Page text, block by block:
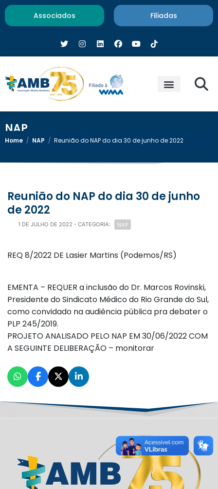
Associados Filiadas
NAP
Home / NAP / Reunião do NAP do dia 30 de junho de 2022
Reunião do NAP do dia 30 de junho
de 2022
1 DE JULHO DE 2022 - CATEGORIA: NAP
REQ 8/2022 DE Lasier Martins (Podemos/RS)
EMENTA – REQUER a inclusão do Dr. Marcos Rovinski,
Presidente do Sindicato Médico do Rio Grande do Sul,
como convidado na audiência pública pra debater o
PLP 245/2019.
PROJETO ANALISADO PELO NAP EM 30/06/2022 COM
A SEGUINTE DELIBERAÇÃO – monitorar